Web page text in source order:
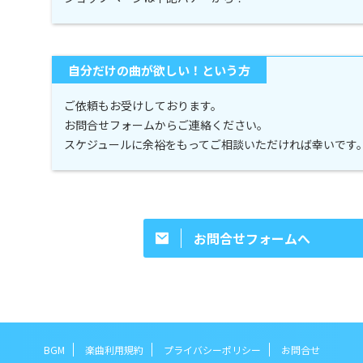
自分だけの曲が欲しい！という方
ご依頼もお受けしております。
お問合せフォームからご連絡ください。
スケジュールに余裕をもってご相談いただければ幸いです
お問合せフォームへ
BGM 楽曲利用規約 プライバシーポリシー お問合せ